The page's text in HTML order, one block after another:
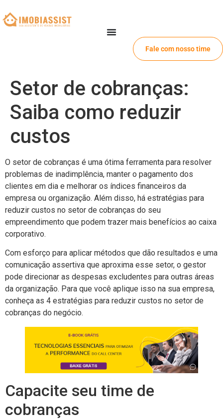
Fale com nosso time
Setor de cobranças:
Saiba como reduzir
custos
O setor de cobranças é uma ótima ferramenta para resolver
problemas de inadimplência, manter o pagamento dos
clientes em dia e melhorar os índices financeiros da
empresa ou organização. Além disso, há estratégias para
reduzir custos no setor de cobranças do seu
empreendimento que podem trazer mais benefícios ao caixa
corporativo.
Com esforço para aplicar métodos que dão resultados e uma
comunicação assertiva que aproxima esse setor, o gestor
pode direcionar as despesas excludentes para outras áreas
da organização. Para que você aplique isso na sua empresa,
conheça as 4 estratégias para reduzir custos no setor de
cobranças do negócio.
Capacite seu time de
cobranças